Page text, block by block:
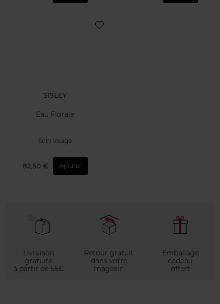
SISLEY
Eau Florale
Soin Visage
82,50 € Ajouter
Livraison
gratuite
à partir de 55€
Retour gratuit
dans votre
magasin
Emballage
cadeau
offert